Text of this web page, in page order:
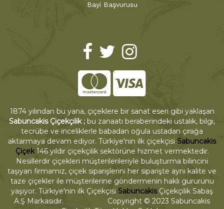
Bayi Başvurusu
1874 yılından bu yana, çiçeklere bir sanat eseri gibi yaklaşan
Sabuncakis Çiçekçilik ; bu zanaatı beraberindeki ustalık, bilgi,
tecrübe ve inceliklerle babadan oğula ustadan çırağa
aktarmaya devam ediyor. Türkiye'nin ilk çiçekçisi Sabuncakis
Çiçek146 yıldır çiçekçilik sektörüne hizmet vermektedir.
Nesillerdir çiçekleri müşterilerileriyle buluşturma bilincini
taşıyan firmamız, çiçek siparişlerini her siparişte aynı kalite ve
taze çiçekler ile müşterilerine göndermenin haklı gururunu
yaşıyor. Türkiye'nin ilk Çiçekçisi SabuncakisÇiçekçilik Sabaş
A.Ş Markasıdır. Copyright © 2023 Sabuncakis